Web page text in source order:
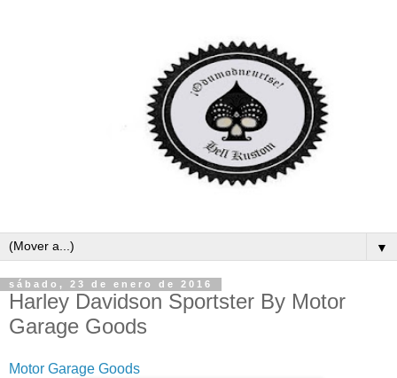
▼
sábado, 23 de enero de 2016
Harley Davidson Sportster By Motor
Garage Goods
Motor Garage Goods